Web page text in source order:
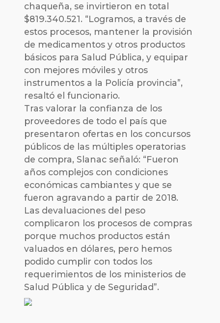
chaqueña, se invirtieron en total
$819.340.521. “Logramos, a través de
estos procesos, mantener la provisión
de medicamentos y otros productos
básicos para Salud Pública, y equipar
con mejores móviles y otros
instrumentos a la Policía provincia”,
resaltó el funcionario.
Tras valorar la confianza de los
proveedores de todo el país que
presentaron ofertas en los concursos
públicos de las múltiples operatorias
de compra, Slanac señaló: “Fueron
años complejos con condiciones
económicas cambiantes y que se
fueron agravando a partir de 2018.
Las devaluaciones del peso
complicaron los procesos de compras
porque muchos productos están
valuados en dólares, pero hemos
podido cumplir con todos los
requerimientos de los ministerios de
Salud Pública y de Seguridad”.